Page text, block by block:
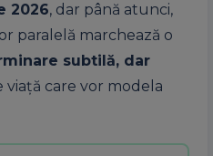
2026, dar până atunci,
paralelă marchează o
subtilă, dar
viață care vor modela